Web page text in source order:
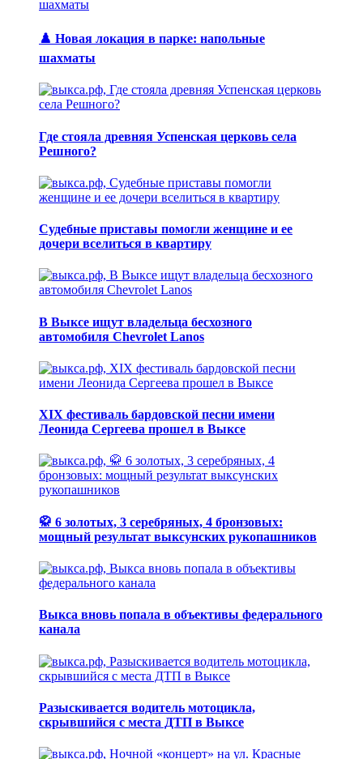
♟️ Новая локация в парке: напольные
шахматы
Где стояла древняя Успенская церковь села
Решного?
Судебные приставы помогли женщине и ее
дочери вселиться в квартиру
В Выксе ищут владельца бесхозного
автомобиля Chevrolet Lanos
XIX фестиваль бардовской песни имени
Леонида Сергеева прошел в Выксе
🥋 6 золотых, 3 серебряных, 4 бронзовых:
мощный результат выксунских рукопашников
Выкса вновь попала в объективы федерального
канала
Разыскивается водитель мотоцикла,
скрывшийся с места ДТП в Выксе